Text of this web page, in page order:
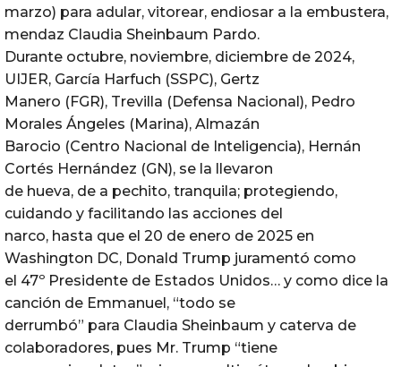
marzo) para adular, vitorear, endiosar a la embustera,
mendaz Claudia Sheinbaum Pardo.
Durante octubre, noviembre, diciembre de 2024,
UIJER, García Harfuch (SSPC), Gertz
Manero (FGR), Trevilla (Defensa Nacional), Pedro
Morales Ángeles (Marina), Almazán
Barocio (Centro Nacional de Inteligencia), Hernán
Cortés Hernández (GN), se la llevaron
de hueva, de a pechito, tranquila; protegiendo,
cuidando y facilitando las acciones del
narco, hasta que el 20 de enero de 2025 en
Washington DC, Donald Trump juramentó como
el 47º Presidente de Estados Unidos… y como dice la
canción de Emmanuel, “todo se
derrumbó” para Claudia Sheinbaum y caterva de
colaboradores, pues Mr. Trump “tiene